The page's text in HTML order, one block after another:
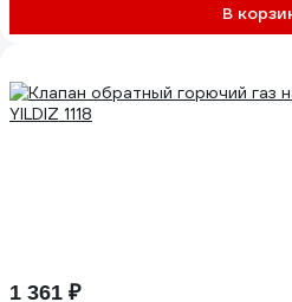
В
1 361 ₽